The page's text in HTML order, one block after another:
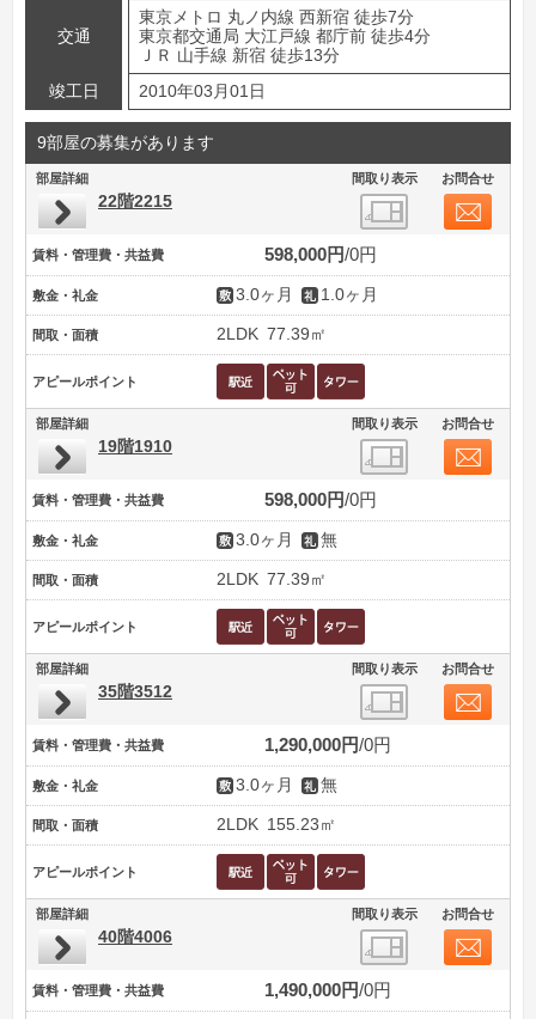
交通
東京メトロ 丸ノ内線 西新宿 徒歩7分
東京都交通局 大江戸線 都庁前 徒歩4分
ＪＲ 山手線 新宿 徒歩13分
竣工日
2010年03月01日
9部屋の募集があります
部屋詳細 間取り表示 お問合せ
22階2215
賃料・管理費・共益費 598,000円 0円
敷金・礼金 3.0ヶ月 1.0ヶ月
間取・面積 2LDK 77.39㎡
アピールポイント
部屋詳細 間取り表示 お問合せ
19階1910
賃料・管理費・共益費 598,000円 0円
敷金・礼金 3.0ヶ月 無
間取・面積 2LDK 77.39㎡
アピールポイント
部屋詳細 間取り表示 お問合せ
35階3512
賃料・管理費・共益費 1,290,000円 0円
敷金・礼金 3.0ヶ月 無
間取・面積 2LDK 155.23㎡
アピールポイント
部屋詳細 間取り表示 お問合せ
40階4006
賃料・管理費・共益費 1,490,000円 0円